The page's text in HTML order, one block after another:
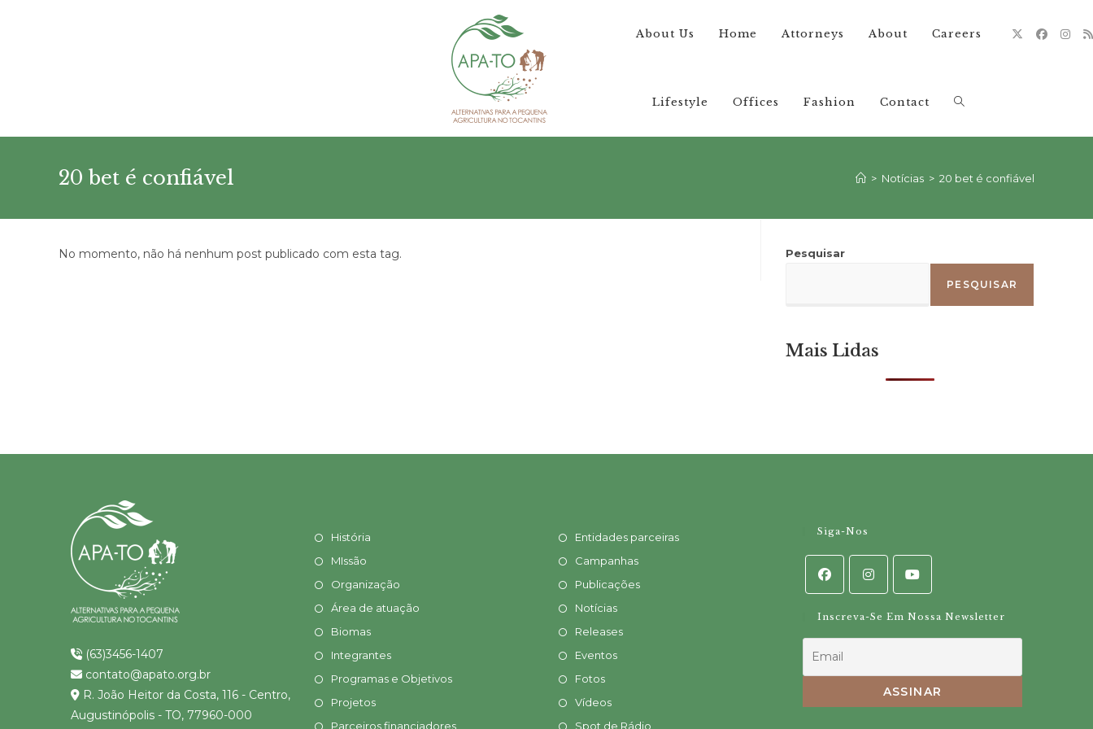
About Us Home Attorneys About Careers
Lifestyle Offices Fashion Contact Alternar
pesquisa
site
20 bet é confiável > Notícias > 20 bet é confiável
No momento, não há nenhum post publicado com esta tag. Pesquisar
PESQUISAR
Mais Lidas
(63)3456-1407
contato@apato.org.br
R. João Heitor da Costa, 116 - Centro,
Augustinópolis - TO, 77960-000
História
MIssão
Organização
Área de atuação
Biomas
Integrantes
Programas e Objetivos
Projetos
Parceiros financiadores
Entidades parceiras
Campanhas
Publicações
Notícias
Releases
Eventos
Fotos
Vídeos
Spot de Rádio
Siga-Nos
Inscreva-Se Em Nossa Newsletter